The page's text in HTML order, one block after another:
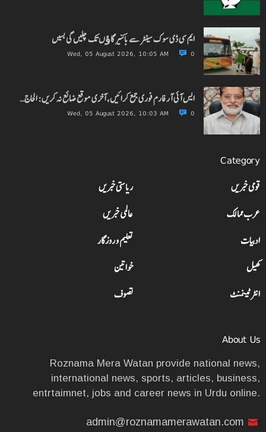
ایم سی ڈی سوک سینٹر سے باکنیر گاﺅں تک چلیں گی بسیں
Wed, 05 August 2026, 10:05 AM 0
ایس آئی آر فارم فوری جمع کرائیں، آخری موقع ضائع نہ کریں: الحاج…
Wed, 05 August 2026, 10:03 AM 0
Category
قومی خبریں
ریاستی خبریں
عرب ممالک
عالمی خبریں
ادبیات
تعلیم و روزگار
کھیل
خواتین
انٹرٹینمنٹ
تصوف
About Us
Roznama Mera Watan provide national news,
international news, sports, articles, business,
entrtaimnet, jobs and career news in Urdu online.
admin@roznamamerawatan.com